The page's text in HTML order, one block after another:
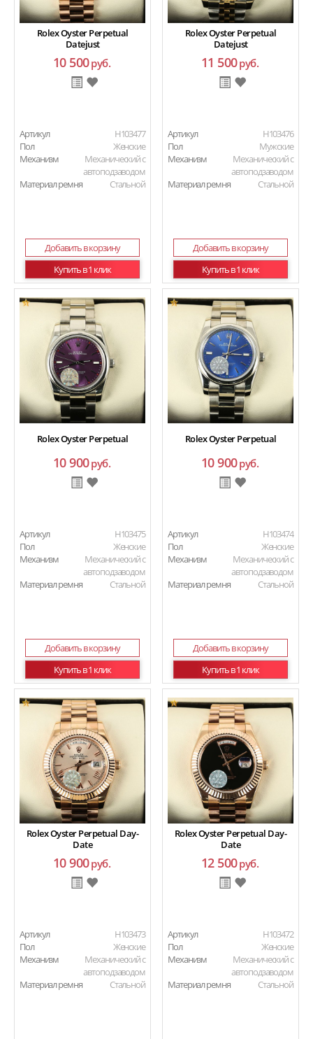
Rolex Oyster Perpetual
Datejust
10 500руб.
Артикул
H103477
Пол
Женские
Механизм
Механический с
автоподзаводом
Материал ремня
Стальной
Добавить в корзину
Купить в 1 клик
Rolex Oyster Perpetual
Datejust
11 500руб.
Артикул
H103476
Пол
Мужские
Механизм
Механический с
автоподзаводом
Материал ремня
Стальной
Добавить в корзину
Купить в 1 клик
Rolex Oyster Perpetual
10 900руб.
Артикул
H103475
Пол
Женские
Механизм
Механический с
автоподзаводом
Материал ремня
Стальной
Добавить в корзину
Купить в 1 клик
Rolex Oyster Perpetual
10 900руб.
Артикул
H103474
Пол
Женские
Механизм
Механический с
автоподзаводом
Материал ремня
Стальной
Добавить в корзину
Купить в 1 клик
Rolex Oyster Perpetual Day-
Date
10 900руб.
Артикул
H103473
Пол
Женские
Механизм
Механический с
автоподзаводом
Материал ремня
Стальной
Rolex Oyster Perpetual Day-
Date
12 500руб.
Артикул
H103472
Пол
Женские
Механизм
Механический с
автоподзаводом
Материал ремня
Стальной